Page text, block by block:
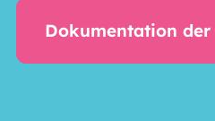
Dokumentation der